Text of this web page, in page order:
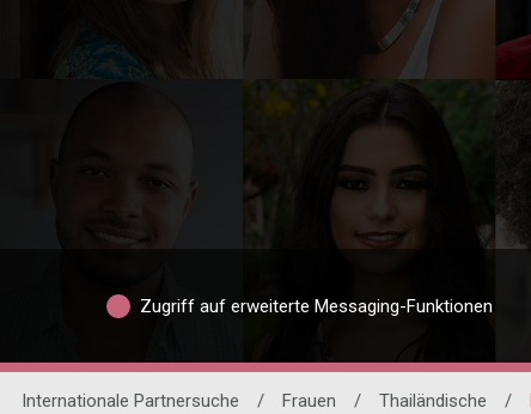
Zugriff auf erweiterte Messaging-Funktionen
Internationale Partnersuche / Frauen / Thailändische /